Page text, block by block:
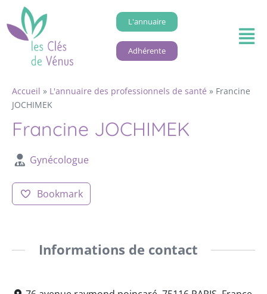
L'annuaire
Adhérente
Accueil » L'annuaire des professionnels de santé » Francine
JOCHIMEK
Francine JOCHIMEK
Gynécologue
Bookmark
Informations de contact